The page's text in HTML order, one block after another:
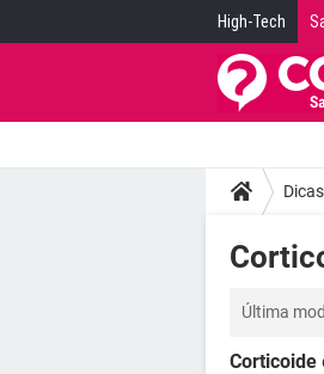
High-Tech
Dicas
Última
Corticoide